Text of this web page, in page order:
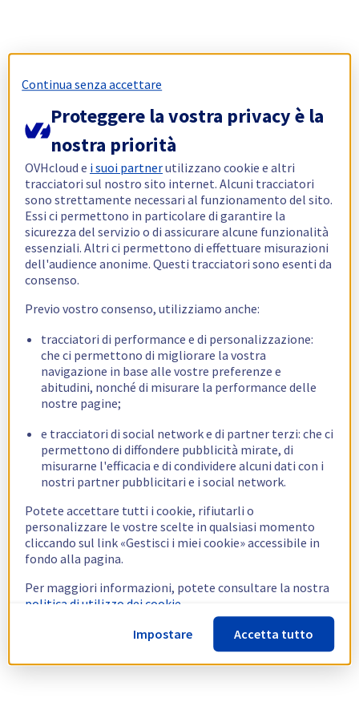
Continua senza accettare
Proteggere la vostra privacy è la
nostra priorità
OVHcloud e i suoi partnerutilizzano cookie e altri
tracciatori sul nostro sito internet. Alcuni tracciatori
sono strettamente necessari al funzionamento del sito.
Essi ci permettono in particolare di garantire la
sicurezza del servizio o di assicurare alcune funzionalità
essenziali. Altri ci permettono di effettuare misurazioni
dell'audience anonime. Questi tracciatori sono esenti da
consenso.
Previo vostro consenso, utilizziamo anche:
tracciatori di performance e di personalizzazione:
che ci permettono di migliorare la vostra
navigazione in base alle vostre preferenze e
abitudini, nonché di misurare la performance delle
nostre pagine;
e tracciatori di social network e di partner terzi: che ci
permettono di diffondere pubblicità mirate, di
misurarne l'efficacia e di condividere alcuni dati con i
nostri partner pubblicitari e i social network.
Potete accettare tutti i cookie, rifiutarli o
personalizzare le vostre scelte in qualsiasi momento
cliccando sul link «Gestisci i miei cookie» accessibile in
fondo alla pagina.
Per maggiori informazioni, potete consultare la nostra
politica di utilizzo dei cookie.
Impostare
Accetta tutto